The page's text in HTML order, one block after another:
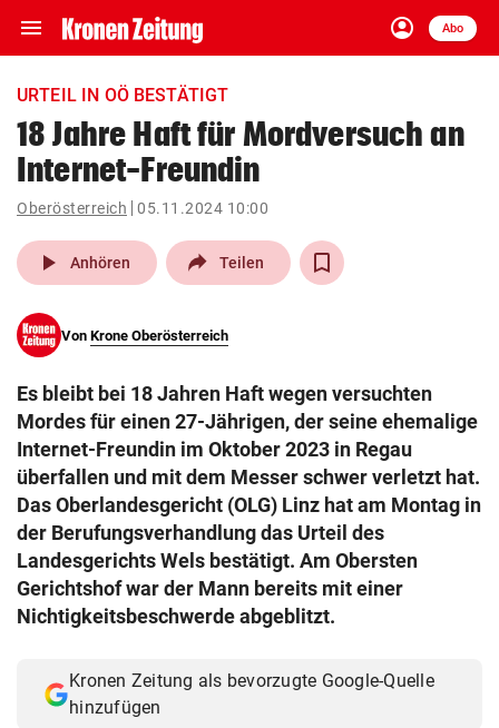
menu Navigation
ein-/ausklappen
account_circle
Anmelden
Abo
close Schließen
account_circle Anmelden
pin_drop
Wien arrow_right
search
eingeben
© Krone Multimedia GmbH & Co KG 2026
Muthgasse 2, 1190 Wien
URTEIL IN OÖ BESTÄTIGT
18 Jahre Haft für Mordversuch an
Internet-Freundin
Oberösterreich 05.11.2024 10:00
play_arrow Anhören Teilen
Von Krone Oberösterreich
Es bleibt bei 18 Jahren Haft wegen versuchten
Mordes für einen 27-Jährigen, der seine ehemalige
Internet-Freundin im Oktober 2023 in Regau
überfallen und mit dem Messer schwer verletzt hat.
Das Oberlandesgericht (OLG) Linz hat am Montag in
der Berufungsverhandlung das Urteil des
Landesgerichts Wels bestätigt. Am Obersten
Gerichtshof war der Mann bereits mit einer
Nichtigkeitsbeschwerde abgeblitzt.
Kronen Zeitung als bevorzugte Google-Quelle
hinzufügen